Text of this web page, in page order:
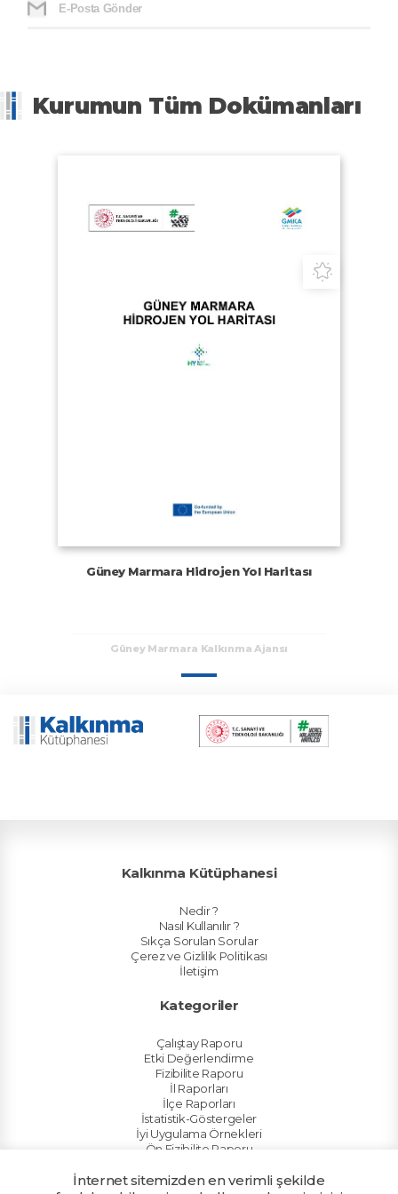
E-Posta Gönder
Kurumun Tüm Dokümanları
Güney Marmara Hidrojen Yol Haritası
Güney Marmara Kalkınma Ajansı
İnternet sitemizden en verimli şekilde
Kalkınma Kütüphanesi
Nedir ?
Nasıl Kullanılır ?
Sıkça Sorulan Sorular
Çerez ve Gizlilik Politikası
İletişim
Kategoriler
Çalıştay Raporu
Etki Değerlendirme
Fizibilite Raporu
İl Raporları
İlçe Raporları
İstatistik-Göstergeler
İyi Uygulama Örnekleri
Ön Fizibilite Raporu
Sektör Raporları